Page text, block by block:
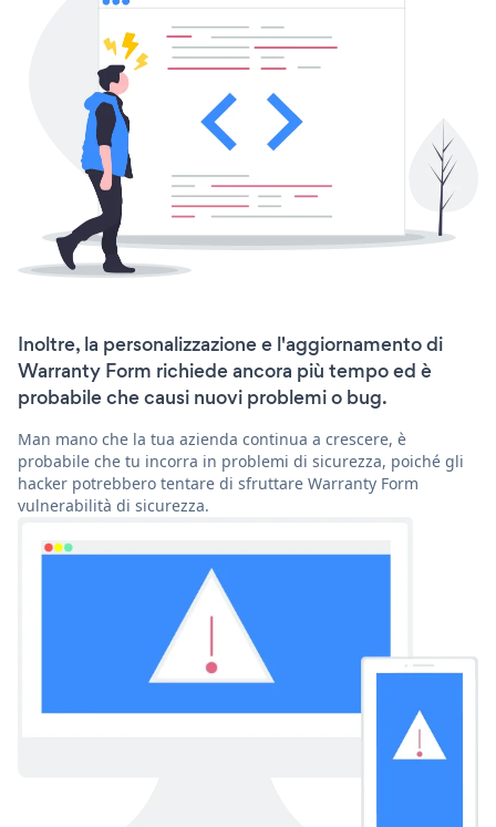
Inoltre, la personalizzazione e l'aggiornamento di
Warranty Form richiede ancora più tempo ed è
probabile che causi nuovi problemi o bug.
Man mano che la tua azienda continua a crescere, è
probabile che tu incorra in problemi di sicurezza, poiché gli
hacker potrebbero tentare di sfruttare Warranty Form
vulnerabilità di sicurezza.